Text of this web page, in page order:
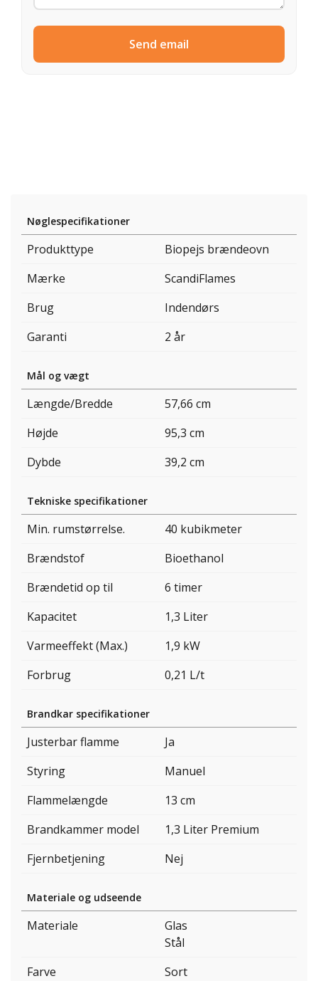
Send email
Nøglespecifikationer
Produkttype
Biopejs brændeovn
Mærke
ScandiFlames
Brug
Indendørs
Garanti
2 år
Mål og vægt
Længde/Bredde
57,66 cm
Højde
95,3 cm
Dybde
39,2 cm
Tekniske specifikationer
Min. rumstørrelse.
40 kubikmeter
Brændstof
Bioethanol
Brændetid op til
6 timer
Kapacitet
1,3 Liter
Varmeeffekt (Max.)
1,9 kW
Forbrug
0,21 L/t
Brandkar specifikationer
Justerbar flamme
Ja
Styring
Manuel
Flammelængde
13 cm
Brandkammer model
1,3 Liter Premium
Fjernbetjening
Nej
Materiale og udseende
Materiale
Glas
Stål
Farve
Sort